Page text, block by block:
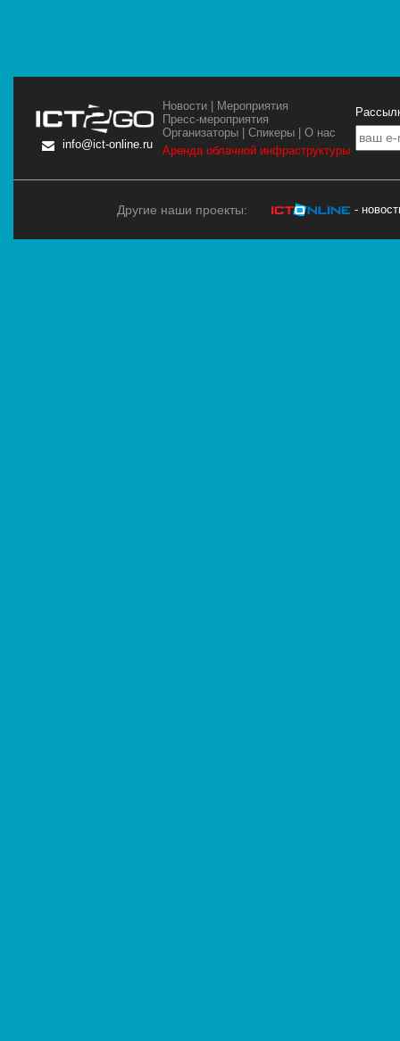
info@ict-online.ru
Новости | Мероприятия
Пресс-мероприятия
Организаторы |Спикеры |О нас
Аренда облачной инфраструктуры
Другие наши проекты: -